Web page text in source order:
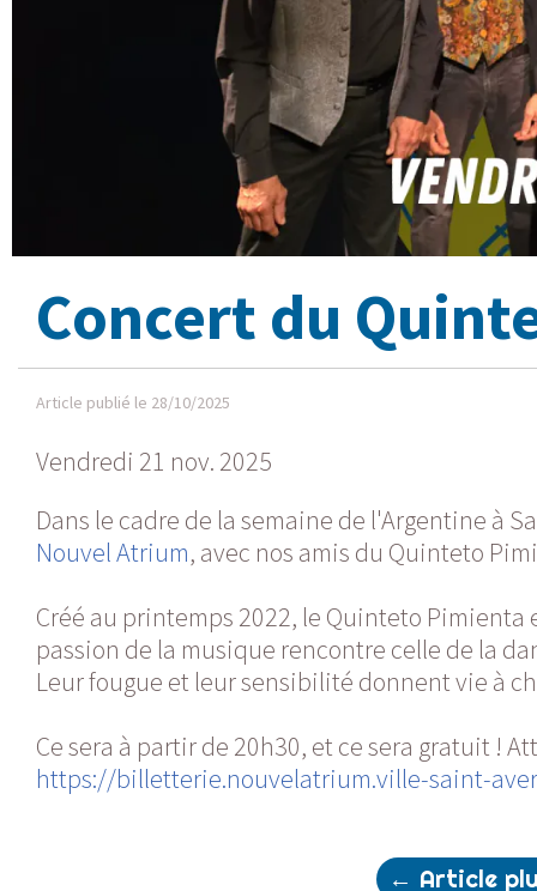
Concert du
Article publié le 28/10/2025
Vendredi 21 nov. 2025
Dans le cadre de la semaine de l'Argentine à
Nouvel Atrium, avec nos amis du Quinteto
Créé au printemps 2022, le Quinteto Pimienta
passion de la musique rencontre celle de la
Leur fougue et leur sensibilité donnent vie à
Ce sera à partir de 20h30, et ce sera gratuit !
https://billetterie.nouvelatrium.ville-saint-
← Article